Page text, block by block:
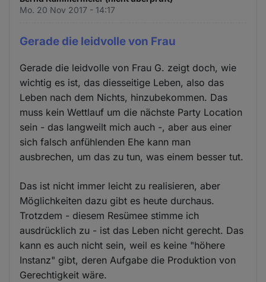
Mo. 20 Nov 2017 - 14:17
Gerade die leidvolle von Frau
Gerade die leidvolle von Frau G. zeigt doch, wie
wichtig es ist, das diesseitige Leben, also das
Leben nach dem Nichts, hinzubekommen. Das
muss kein Wettlauf um die nächste Party Location
sein - das langweilt mich auch -, aber aus einer
sich falsch anfühlenden Ehe kann man
ausbrechen, um das zu tun, was einem besser tut.
Das ist nicht immer leicht zu realisieren, aber
Möglichkeiten dazu gibt es heute durchaus.
Trotzdem - diesem Resümee stimme ich
ausdrücklich zu - ist das Leben nicht gerecht. Das
kann es auch nicht sein, weil es keine "höhere
Instanz" gibt, deren Aufgabe die Produktion von
Gerechtigkeit wäre.